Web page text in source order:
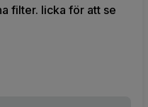
filter. licka för att se